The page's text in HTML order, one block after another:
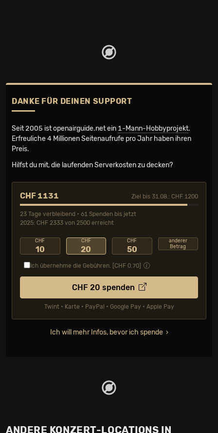
DANKE FÜR DEINEN SUPPORT
Seit 2005 ist openairguide.net ein 1-Mann-Hobbyprojekt.
Erfreuliche 4 Millionen Seiten­aufrufe pro Jahr haben ihren
Preis.
Hilfst du mit, die laufenden Serverkosten zu decken?
CHF 1131 Ziel bis 31.08.: CHF 1200
23 Tage verbleibend • 61 Spenden bis jetzt
2025: CHF 2333 von 2500 erreicht
CHF
10
CHF
20
CHF
50
anderer
Betrag
Ich übernehme die Gebühren. [CHF 0.70]
CHF 20 spenden
Twint • Karte • PayPal • Google Pay • Apple Pay
Ich will mehr Infos, bevor ich spende
ANDERE KONZERT-LOCATIONS IN